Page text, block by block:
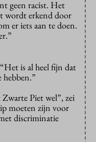
geen racist. Het
wordt erkend door
er iets aan te doen.
is al heel fijn dat
Piet wel”, zei
moeten zijn voor
discriminatie